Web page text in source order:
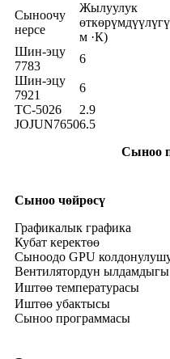
Сыноочу
нерсе
Жылуулук
өткөрүмдүүлүгү
м ·К)
Шин-эцу
7783
6
Шин-эцу
7921
6
TC-5026
2.9
JOJUN76506.5
Сыноо
Сыноо чөйрөсү
Графикалык графика
Кубат керектөө
Сыноодо GPU
Вентилятордун ылдамдыгы
Иштөө температурасы
Иштөө убактысы
Сыноо программасы